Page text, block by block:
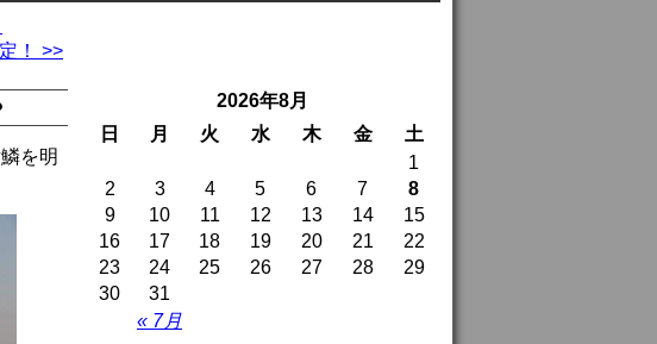
！ >>
を明
2026年8月
日
月 火 水 木 金 土
« 7月
1
2
3 4 5 6 7
8
9
10 11 12 13 14
15
16
17 18 19 20 21
22
23
24 25 26 27 28
29
30
31